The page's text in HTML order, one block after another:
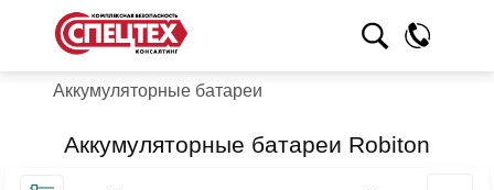
Аккумуляторные батареи
Аккумуляторные батареи Robiton